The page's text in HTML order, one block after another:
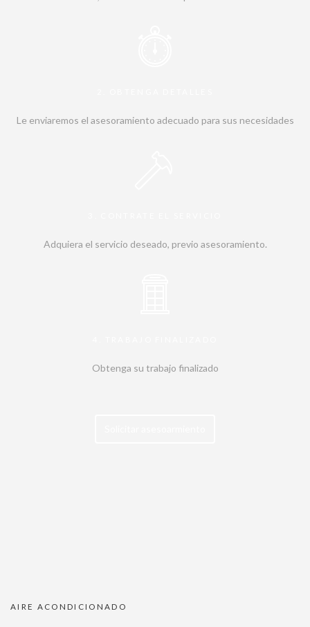
Le enviaremos el asesoramiento adecuado para sus necesidades
Adquiera el servicio deseado, previo asesoramiento.
Obtenga su trabajo finalizado
AIRE ACONDICIONADO